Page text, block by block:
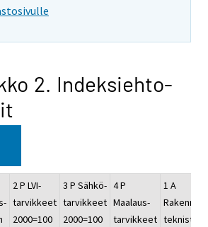
2. Indeksiehto-
2 P LVI-
tarvikkeet
2000=100
3 P Sähkö-
tarvikkeet
2000=100
4 P
Maalaus-
tarvikkeet
1 A
Rakennus-
teknisten